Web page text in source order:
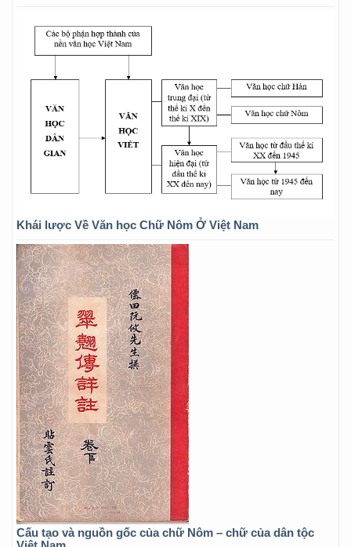
Khái lược Về Văn học Chữ Nôm Ở Việt Nam
Cấu tạo và nguồn gốc của chữ Nôm – chữ của dân tộc